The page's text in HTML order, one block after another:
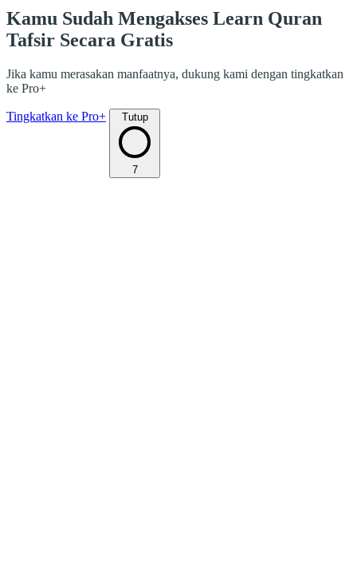
Kamu Sudah Mengakses Learn Quran
Tafsir Secara Gratis
Jika kamu merasakan manfaatnya, dukung kami dengan tingkatkan
ke Pro+
Tingkatkan ke Pro+ Tutup
7